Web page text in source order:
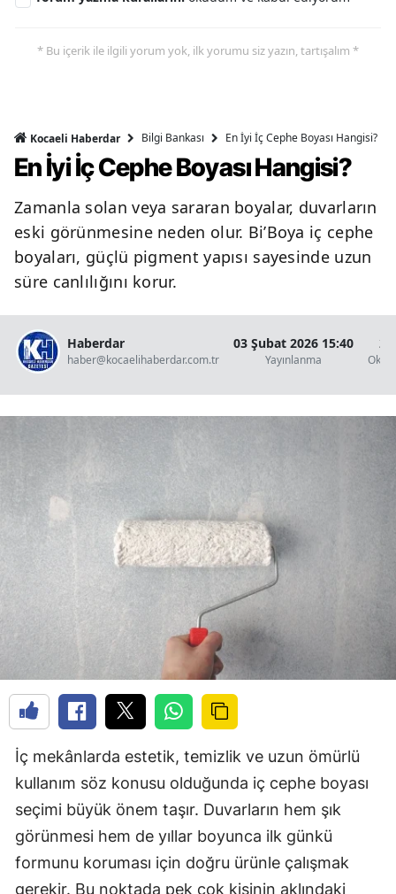
* Bu içerik ile ilgili yorum yok, ilk yorumu siz yazın, tartışalım *
Kocaeli Haberdar Bilgi Bankası En İyi İç Cephe Boyası Hangisi?
En İyi İç Cephe Boyası Hangisi?
Zamanla solan veya sararan boyalar, duvarların
eski görünmesine neden olur. Bi’Boya iç cephe
boyaları, güçlü pigment yapısı sayesinde uzun
süre canlılığını korur.
Haberdar
haber@kocaelihaberdar.com.tr
03 Şubat 2026 15:40
Yayınlanma
2
İç mekânlarda estetik, temizlik ve uzun ömürlü
kullanım söz konusu olduğunda iç cephe boyası
seçimi büyük önem taşır. Duvarların hem şık
görünmesi hem de yıllar boyunca ilk günkü
formunu koruması için doğru ürünle çalışmak
gerekir. Bu noktada pek çok kişinin aklındaki